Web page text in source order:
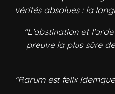
vérités absolues : la
"L'obstination et
preuve la plus sûre
"Rarum est felix